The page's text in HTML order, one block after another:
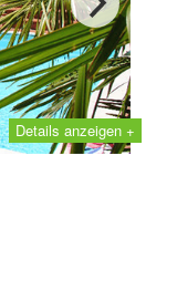
Details anzeigen +